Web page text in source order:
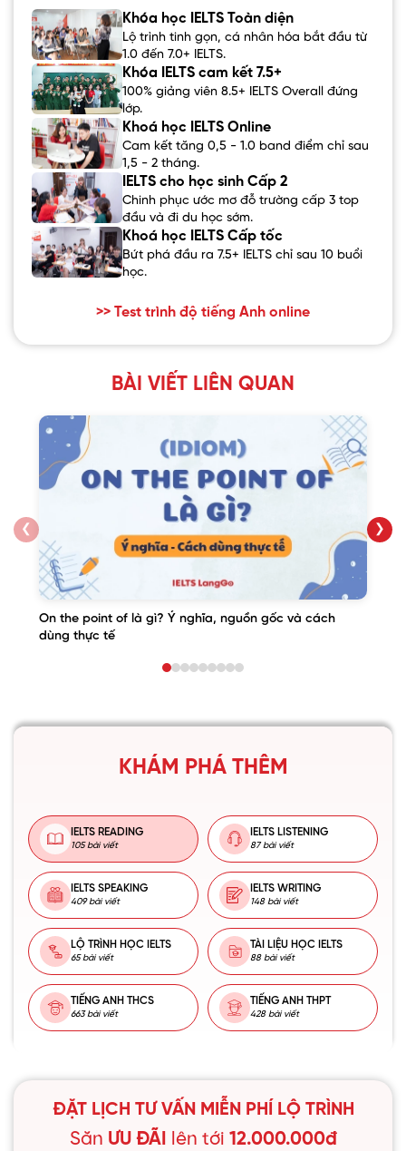
Khóa học IELTS Toàn diện
Lộ trình tinh gọn, cá nhân hóa bắt đầu từ
1.0 đến 7.0+ IELTS.
Khóa IELTS cam kết 7.5+
100% giảng viên 8.5+ IELTS Overall đứng
lớp.
Khoá học IELTS Online
Cam kết tăng 0,5 - 1.0 band điểm chỉ sau
1,5 - 2 tháng.
IELTS cho học sinh Cấp 2
Chinh phục ước mơ đỗ trường cấp 3 top
đầu và đi du học sớm.
Khoá học IELTS Cấp tốc
Bứt phá đầu ra 7.5+ IELTS chỉ sau 10 buổi
học.
>> Test trình độ tiếng Anh online
BÀI VIẾT LIÊN QUAN
❮
On the point of là gì? Ý nghĩa, nguồn gốc và cách
dùng thực tế
❯
KHÁM PHÁ THÊM
IELTS READING
105 bài viết
IELTS LISTENING
87 bài viết
IELTS SPEAKING
409 bài viết
IELTS WRITING
148 bài viết
LỘ TRÌNH HỌC IELTS
65 bài viết
TÀI LIỆU HỌC IELTS
88 bài viết
TIẾNG ANH THCS
663 bài viết
TIẾNG ANH THPT
428 bài viết
ĐẶT LỊCH TƯ VẤN MIỄN PHÍ LỘ TRÌNH
Săn ƯU ĐÃI lên tới 12.000.000đ